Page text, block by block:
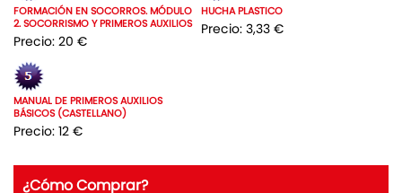
FORMACIÓN EN SOCORROS. MÓDULO
2. SOCORRISMO Y PRIMEROS AUXILIOS
Precio: 20 €
HUCHA PLASTICO
Precio: 3,33 €
MANUAL DE PRIMEROS AUXILIOS
BÁSICOS (CASTELLANO)
Precio: 12 €
¿Cómo Comprar?